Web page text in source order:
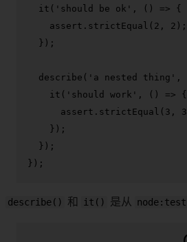
it ( 'should be ok' , () => {
    assert.
strictEqual ( 2 , 2 );
  });
describe ( 'a nested thing' ,
it ( 'should work' , () => {
      assert.
strictEqual ( 3 , 3
    });
  });
});
describe() 和 it() 是从 node:test